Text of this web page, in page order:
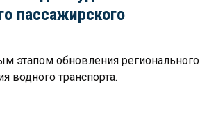
пассажирского
этапом обновления регионального
водного транспорта.